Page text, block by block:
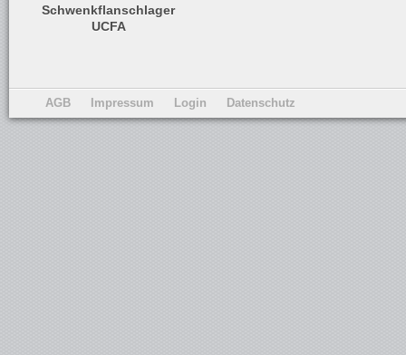
Schwenkflanschlager
UCFA
AGB Impressum Login Datenschutz